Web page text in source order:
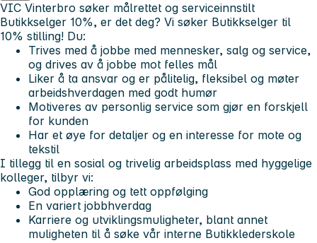
VIC Vinterbro søker målrettet og serviceinnstilt
Butikkselger 10%, er det deg? Vi søker Butikkselger til
10% stilling! Du:
Trives med å jobbe med mennesker, salg og service,
og drives av å jobbe mot felles mål
Liker å ta ansvar og er pålitelig, fleksibel og møter
arbeidshverdagen med godt humør
Motiveres av personlig service som gjør en forskjell
for kunden
Har et øye for detaljer og en interesse for mote og
tekstil
I tillegg til en sosial og trivelig arbeidsplass med hyggelige
kolleger, tilbyr vi:
God opplæring og tett oppfølging
En variert jobbhverdag
Karriere og utviklingsmuligheter, blant annet
muligheten til å søke vår interne Butikklederskole